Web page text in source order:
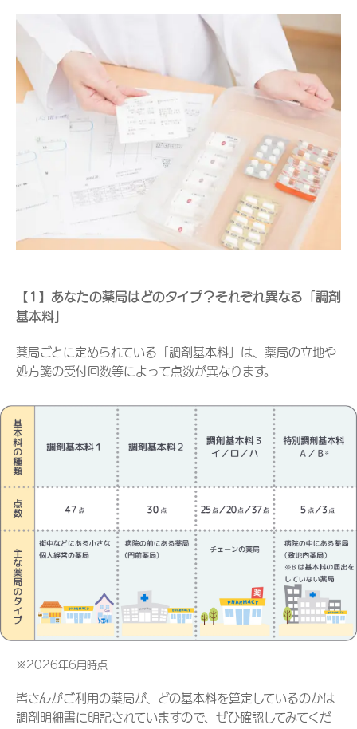
【1】あなたの薬局はどのタイプ？それぞれ異なる「調剤
基本料」
薬局ごとに定められている「調剤基本料」は、薬局の立地や
処方箋の受付回数等によって点数が異なります。
※2026年6月時点
皆さんがご利用の薬局が、どの基本料を算定しているのかは
調剤明細書に明記されていますので、ぜひ確認してみてくだ